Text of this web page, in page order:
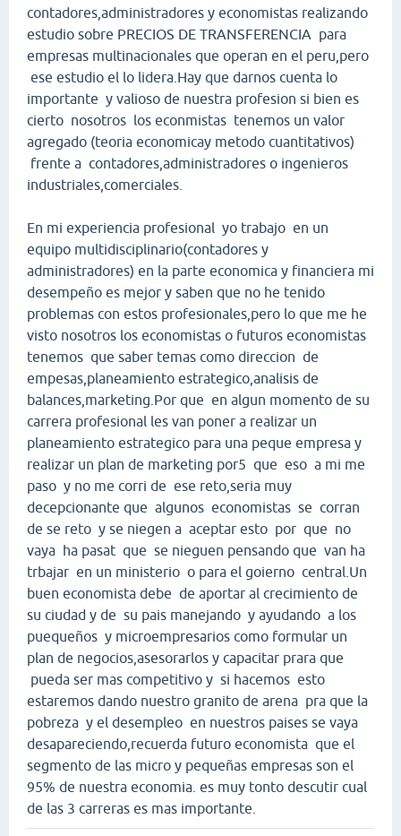
contadores,administradores y economistas realizando
estudio sobre PRECIOS DE TRANSFERENCIA para
empresas multinacionales que operan en el peru,pero
ese estudio el lo lidera.Hay que darnos cuenta lo
importante y valioso de nuestra profesion si bien es
cierto nosotros los econmistas tenemos un valor
agregado (teoria economicay metodo cuantitativos)
frente a contadores,administradores o ingenieros
industriales,comerciales.
En mi experiencia profesional yo trabajo en un
equipo multidisciplinario(contadores y
administradores) en la parte economica y financiera mi
desempeño es mejor y saben que no he tenido
problemas con estos profesionales,pero lo que me he
visto nosotros los economistas o futuros economistas
tenemos que saber temas como direccion de
empesas,planeamiento estrategico,analisis de
balances,marketing.Por que en algun momento de su
carrera profesional les van poner a realizar un
planeamiento estrategico para una peque empresa y
realizar un plan de marketing por5 que eso a mi me
paso y no me corri de ese reto,seria muy
decepcionante que algunos economistas se corran
de se reto y se niegen a aceptar esto por que no
vaya ha pasat que se nieguen pensando que van ha
trbajar en un ministerio o para el goierno central.Un
buen economista debe de aportar al crecimiento de
su ciudad y de su pais manejando y ayudando a los
puequeños y microempresarios como formular un
plan de negocios,asesorarlos y capacitar prara que
pueda ser mas competitivo y si hacemos esto
estaremos dando nuestro granito de arena pra que la
pobreza y el desempleo en nuestros paises se vaya
desapareciendo,recuerda futuro economista que el
segmento de las micro y pequeñas empresas son el
95% de nuestra economia. es muy tonto descutir cual
de las 3 carreras es mas importante.